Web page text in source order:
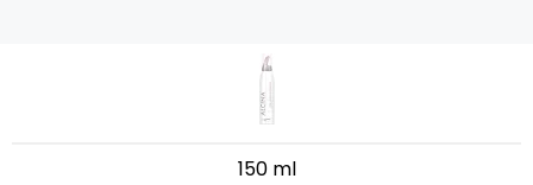
150 ml